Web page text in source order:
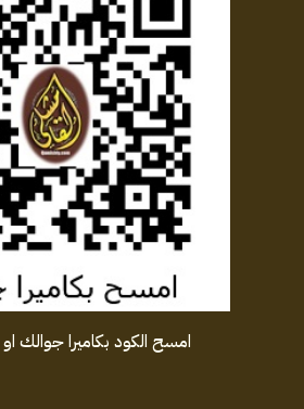
امسح الكود بكاميرا جوالك او